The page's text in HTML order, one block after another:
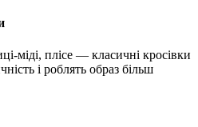
міді, плісе — класичні кросівки
і роблять образ більш